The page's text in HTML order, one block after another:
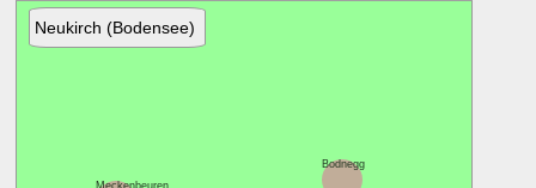
Neukirch (Bodensee)
Bodnegg